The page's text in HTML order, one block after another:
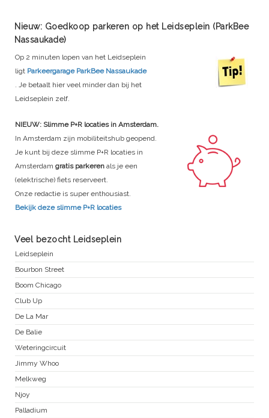
Nieuw: Goedkoop parkeren op het Leidseplein (ParkBee
Nassaukade)
Op 2 minuten lopen van het Leidseplein
ligt Parkeergarage ParkBee Nassaukade
. Je betaalt hier veel minder dan bij het
Leidseplein zelf.
NIEUW: Slimme P+R locaties in Amsterdam.
In Amsterdam zijn mobiliteitshub geopend.
Je kunt bij deze slimme P+R locaties in
Amsterdam gratis parkeren als je een
(elektrische) fiets reserveert.
Onze redactie is super enthousiast.
Bekijk deze slimme P+R locaties
Veel bezocht Leidseplein
Leidseplein
Bourbon Street
Boom Chicago
Club Up
De La Mar
De Balie
Weteringcircuit
Jimmy Whoo
Melkweg
Njoy
Palladium